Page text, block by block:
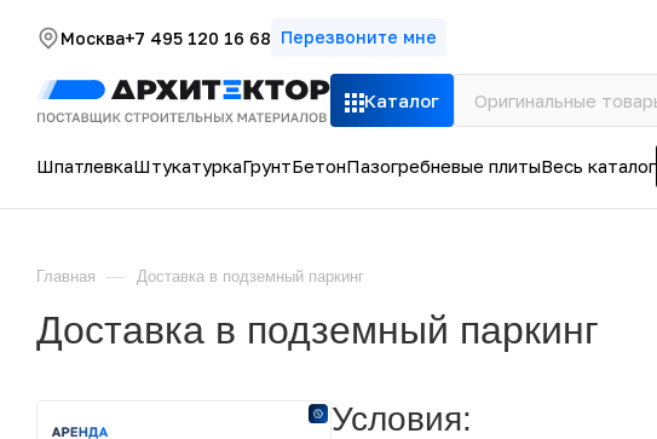
Москва+7 495 120 16 68 Перезвоните мне
Каталог
ШпатлевкаШтукатуркаГрунтБетонПазогребневые плитыВесь каталог
Главная — Доставка в подземный паркинг
Доставка в подземный паркинг
Условия: